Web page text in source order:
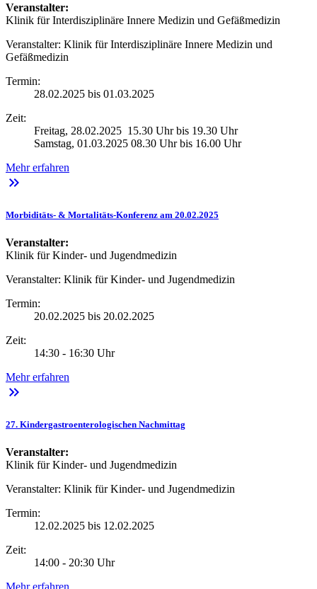
Veranstalter:
Klinik für Interdisziplinäre Innere Medizin und Gefäßmedizin
Veranstalter: Klinik für Interdisziplinäre Innere Medizin und
Gefäßmedizin
Termin:
28.02.2025 bis 01.03.2025
Zeit:
Freitag, 28.02.2025 15.30 Uhr bis 19.30 Uhr
Samstag, 01.03.2025 08.30 Uhr bis 16.00 Uhr
Mehr erfahren
keyboard_double_arrow_right
Morbiditäts- & Mortalitäts-Konferenz am 20.02.2025
Veranstalter:
Klinik für Kinder- und Jugendmedizin
Veranstalter: Klinik für Kinder- und Jugendmedizin
Termin:
20.02.2025 bis 20.02.2025
Zeit:
14:30 - 16:30 Uhr
Mehr erfahren
keyboard_double_arrow_right
27. Kindergastroenterologischen Nachmittag
Veranstalter:
Klinik für Kinder- und Jugendmedizin
Veranstalter: Klinik für Kinder- und Jugendmedizin
Termin:
12.02.2025 bis 12.02.2025
Zeit:
14:00 - 20:30 Uhr